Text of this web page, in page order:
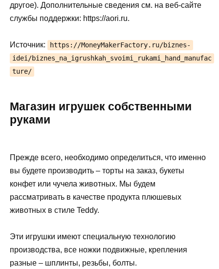
другое). Дополнительные сведения см. на веб-сайте
службы поддержки: https://aori.ru.
Источник:
https://MoneyMakerFactory.ru/biznes-
idei/biznes_na_igrushkah_svoimi_rukami_hand_manufac
ture/
Магазин игрушек собственными
руками
Прежде всего, необходимо определиться, что именно
вы будете производить – торты на заказ, букеты
конфет или чучела животных. Мы будем
рассматривать в качестве продукта плюшевых
животных в стиле Teddy.
Эти игрушки имеют специальную технологию
производства, все ножки подвижные, крепления
разные – шплинты, резьбы, болты.